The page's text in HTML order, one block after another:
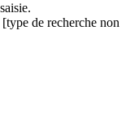
de recherche non